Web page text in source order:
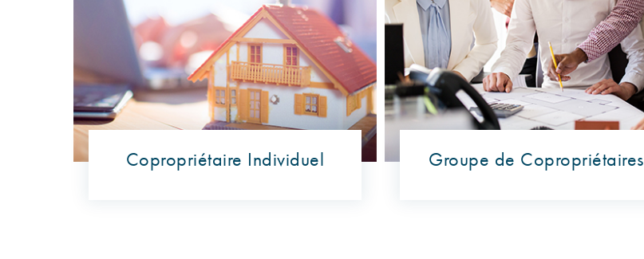
Copropriétaire Individuel Groupe de Copropriétaires